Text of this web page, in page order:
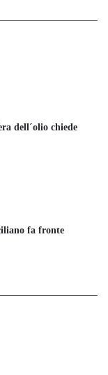
dell´olio chiede
fa fronte